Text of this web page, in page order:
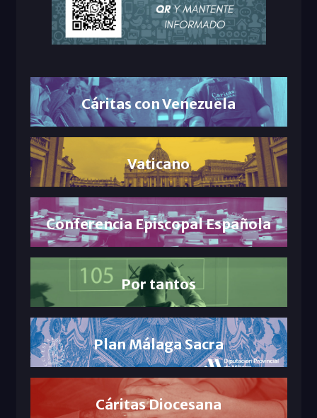
Cáritas con Venezuela
Vaticano
Conferencia Episcopal Española
Por tantos
Plan Málaga Sacra
Cáritas Diocesana